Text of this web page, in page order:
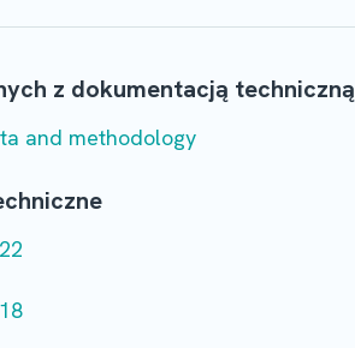
z dokumentacją techniczną
and methodology